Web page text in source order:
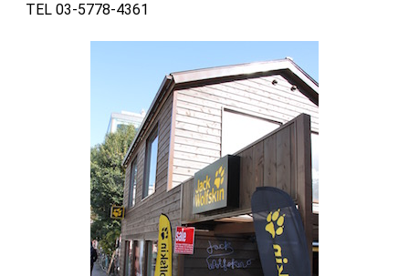
TEL 03-5778-4361